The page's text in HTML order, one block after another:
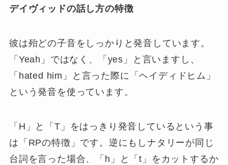
デイヴィッドの話し方の特徴
彼は殆どの子音をしっかりと発音しています。
「Yeah」ではなく、「yes」と言いますし、
「hated him」と言った際に「ヘイディドヒム」
という発音を使っています。
「H」と「T」をはっきり発音しているという事
は「RPの特徴」です。逆にもしナタリーが同じ
台詞を言った場合、「h」と「t」をカットするか